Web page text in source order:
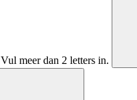
Vul meer dan 2 letters in.